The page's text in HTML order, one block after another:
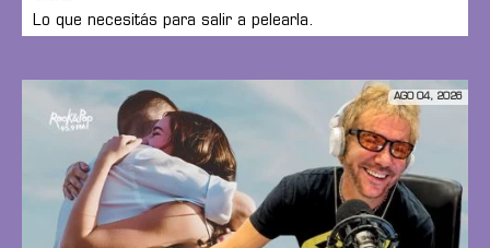
Lo que necesitás para salir a pelearla.
AGO 04, 2026